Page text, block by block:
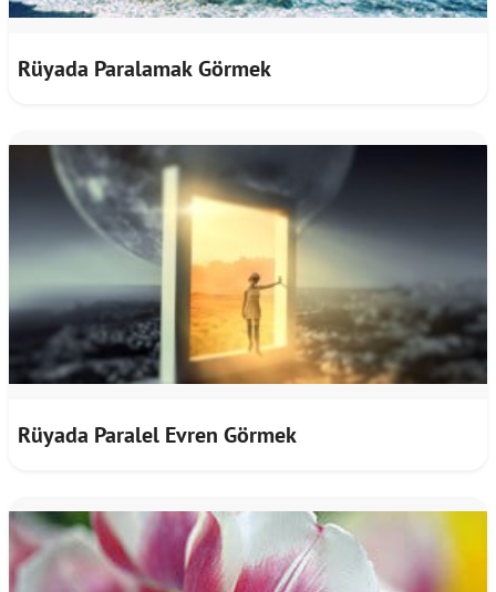
Rüyada Paralamak Görmek
Rüyada Paralel Evren Görmek